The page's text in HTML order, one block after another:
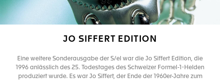
JO SIFFERT EDITION
Eine weitere Sonderausgabe der S/el war die Jo Siffert Edition, die
1996 anlässlich des 25. Todestages des Schweizer Formel-1-Helden
produziert wurde. Es war Jo Siffert, der Ende der 1960er-Jahre zum